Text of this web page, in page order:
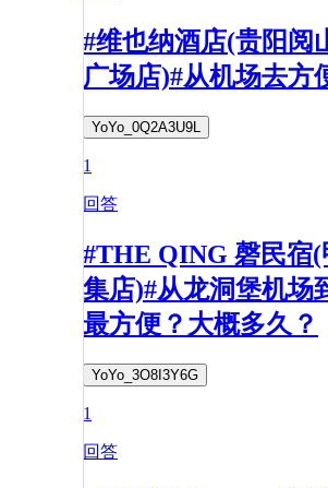
#维也纳酒店(贵阳阅
广场店)#从机场去方
YoYo_0Q2A3U9L
1
回答
#THE QING 磬民宿
集店)#从龙洞堡机场
最方便？大概多久？
YoYo_3O8I3Y6G
1
回答